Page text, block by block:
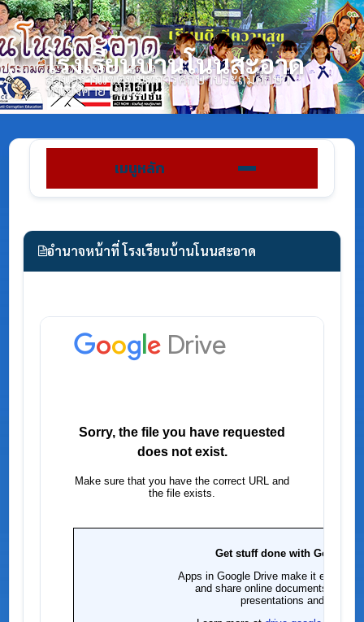
โรงเรียนบ้านโนนสะอาด
สำนักงานเขตพื้นที่การศึกษาประถมศึกษา
หนองคาย เขต 2
เมนูหลัก
อำนาจหน้าที่ โรงเรียนบ้านโนนสะอาด